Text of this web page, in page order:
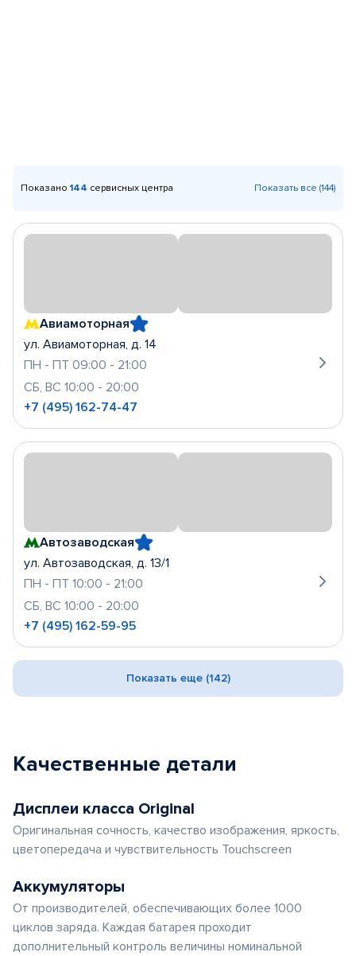
Показано 144 сервисных центра Показать все (144)
Авиамоторная
ул. Авиамоторная, д. 14
ПН - ПТ 09:00 - 21:00
СБ, ВС 10:00 - 20:00
+7 (495) 162-74-47
Автозаводская
ул. Автозаводская, д. 13/1
ПН - ПТ 10:00 - 21:00
СБ, ВС 10:00 - 20:00
+7 (495) 162-59-95
Показать еще (142)
Качественные детали
Дисплеи класса Original
Оригинальная сочность, качество изображения, яркость,
цветопередача и чувствительность Touchscreen
Аккумуляторы
От производителей, обеспечивающих более 1000
циклов заряда. Каждая батарея проходит
дополнительный контроль величины номинальной